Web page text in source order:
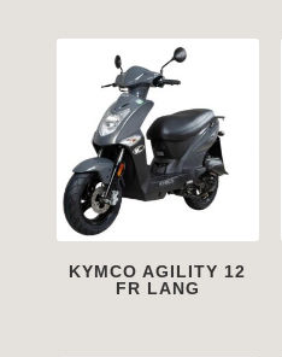
KYMCO AGILITY 12
FR LANG